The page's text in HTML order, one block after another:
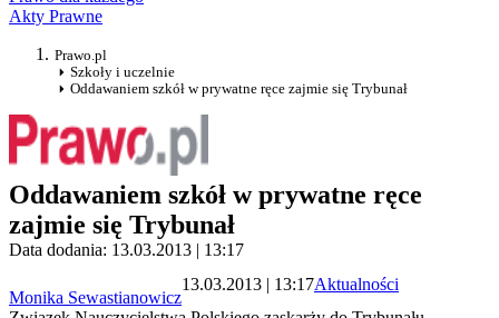
Akty Prawne
Prawo.pl
Szkoły i uczelnie
Oddawaniem szkół w prywatne ręce zajmie się Trybunał
Oddawaniem szkół w prywatne ręce
zajmie się Trybunał
Data dodania: 13.03.2013 | 13:17
Monika Sewastianowicz
13.03.2013 | 13:17Aktualności